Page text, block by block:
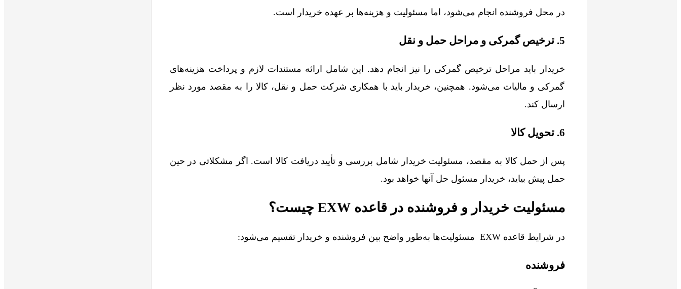
در محل فروشنده انجام می‌شود، اما مسئولیت و هزینه‌ها بر عهده خریدار است.
5. ترخیص گمرکی و مراحل حمل و نقل
خریدار باید مراحل ترخیص گمرکی را نیز انجام دهد. این شامل ارائه مستندات لازم و پرداخت هزینه‌های
گمرکی و مالیات می‌شود. همچنین، خریدار باید با همکاری شرکت حمل و نقل، کالا را به مقصد مورد نظر
ارسال کند.
6. تحویل کالا
پس از حمل کالا به مقصد، مسئولیت خریدار شامل بررسی و تأیید دریافت کالا است. اگر مشکلاتی در حین
حمل پیش بیاید، خریدار مسئول حل آنها خواهد بود.
مسئولیت خریدار و فروشنده در قاعده EXW چیست؟
در شرایط قاعده EXW مسئولیت‌ها به‌طور واضح بین فروشنده و خریدار تقسیم می‌شود:
فروشنده